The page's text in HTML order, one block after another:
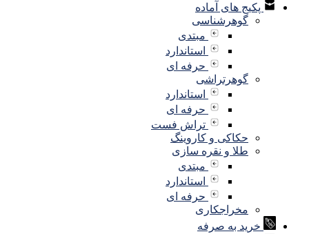
پکیج های آماده
گوهرشناسی
مبتدی
استاندارد
حرفه ای
گوهرتراشی
استاندارد
حرفه ای
تراش فست
حکاکی و کاروینگ
طلا و نقره سازی
مبتدی
استاندارد
حرفه ای
مخراجکاری
خرید به صرفه